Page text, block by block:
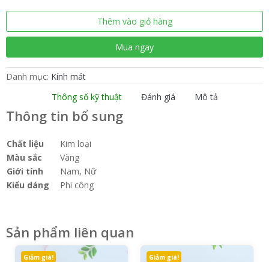
73526
số
lượng
Thêm vào giỏ hàng
Mua ngay
Danh mục: Kính mát
Thông số kỹ thuật Đánh giá Mô tả
Thông tin bổ sung
Chất liệu
Kim loại
Màu sắc
Vàng
Giới tính
Nam, Nữ
Kiểu dáng
Phi công
Sản phẩm liên quan
Giảm giá! Giảm giá!